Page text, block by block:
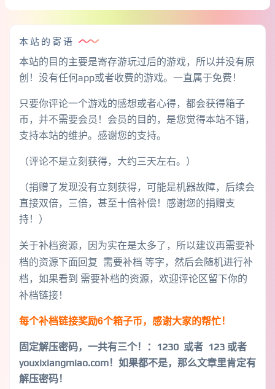
本站的寄语
本站的目的主要是寄存游玩过后的游戏，所以并没有原
创！没有任何app或者收费的游戏。一直属于免费！
只要你评论一个游戏的感想或者心得，都会获得箱子
币，并不需要会员！会员的目的，是您觉得本站不错，
支持本站的维护。感谢您的支持。
（评论不是立刻获得，大约三天左右。）
（捐赠了发现没有立刻获得，可能是机器故障，后续会
直接双倍，三倍，甚至十倍补偿！感谢您的捐赠支
持！）
关于补档资源，因为实在是太多了，所以建议再需要补
档的资源下面回复 需要补档 等字，然后会随机进行补
档，如果看到 需要补档的资源，欢迎评论区留下你的
补档链接！
每个补档链接奖励6个箱子币，感谢大家的帮忙！
固定解压密码，一共有三个！
：1230 或者 123 或者
youxixiangmiao.com！如果都不是，那么文章里肯定有
解压密码！